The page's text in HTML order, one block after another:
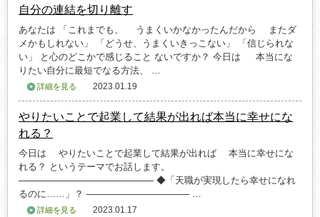
自分の連結を切り離す
あなたは 「これまでも、 うまくいかなかったんだから またダ
メかもしれない」 「どうせ、うまくいきっこない」 「信じられな
い」 と心のどこかで感じること ないですか？ 今日は 本当にな
りたい自分に最短でなる方法、 …
詳細を見る 2023.01.19
やりたいことで起業して結果が出れば本当に幸せにな
れる？
今日は やりたいことで起業して結果が出れば 本当に幸せにな
れる？ というテーマでお話します。
───────────────────── ◆「天職が実現したら幸せになれ
るのに……」？ ──────────────── …
詳細を見る 2023.01.17